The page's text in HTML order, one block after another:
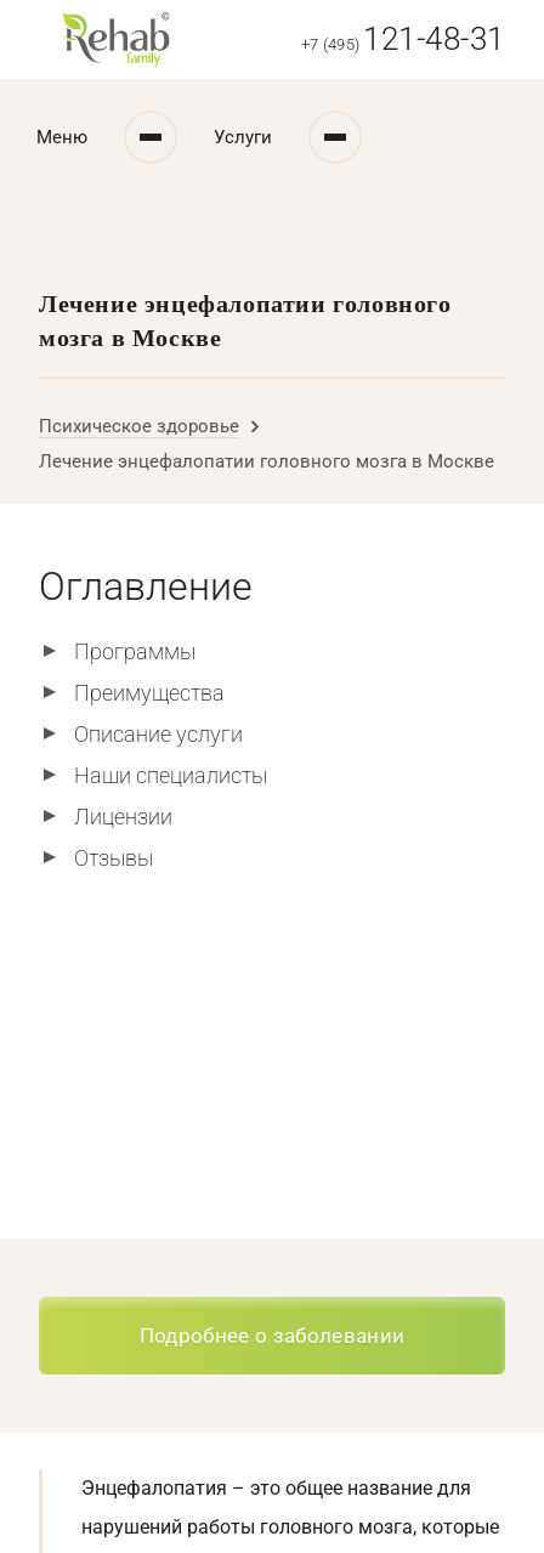
+7 (495) 121-48-31
Меню Услуги
Лечение энцефалопатии головного
мозга в Москве
Психическое здоровье
Лечение энцефалопатии головного мозга в Москве
Оглавление
Программы
Преимущества
Описание услуги
Наши специалисты
Лицензии
Отзывы
Подробнее о заболевании
Энцефалопатия – это общее название для
нарушений работы головного мозга, которые